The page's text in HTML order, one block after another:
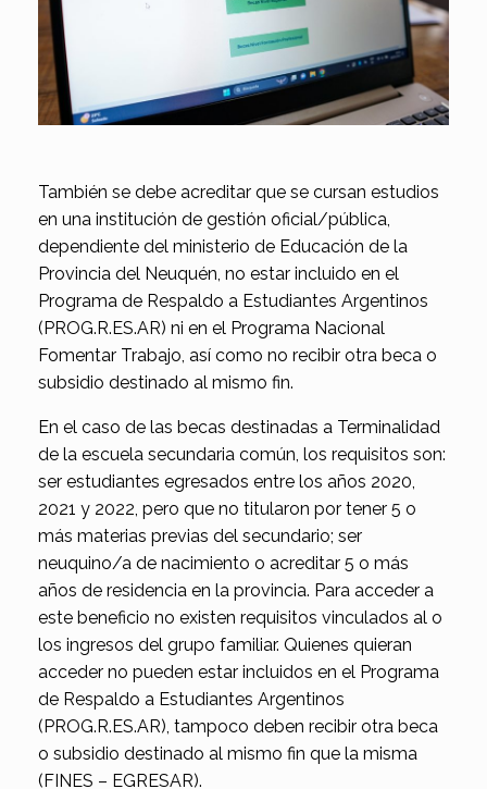
También se debe acreditar que se cursan estudios
en una institución de gestión oficial/pública,
dependiente del ministerio de Educación de la
Provincia del Neuquén, no estar incluido en el
Programa de Respaldo a Estudiantes Argentinos
(PROG.R.ES.AR) ni en el Programa Nacional
Fomentar Trabajo, así como no recibir otra beca o
subsidio destinado al mismo fin.
En el caso de las becas destinadas a Terminalidad
de la escuela secundaria común, los requisitos son:
ser estudiantes egresados entre los años 2020,
2021 y 2022, pero que no titularon por tener 5 o
más materias previas del secundario; ser
neuquino/a de nacimiento o acreditar 5 o más
años de residencia en la provincia. Para acceder a
este beneficio no existen requisitos vinculados al o
los ingresos del grupo familiar. Quienes quieran
acceder no pueden estar incluidos en el Programa
de Respaldo a Estudiantes Argentinos
(PROG.R.ES.AR), tampoco deben recibir otra beca
o subsidio destinado al mismo fin que la misma
(FINES – EGRESAR).